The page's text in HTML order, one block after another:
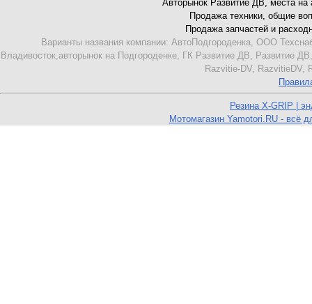
Авторынок Развитие ДВ, места на
Продажа техники, общие
Продажа запчастей и
Варианты названия компании: АвтоПодгороденка, ООО
Владивосток,авторынок на Подгороденке, ГК Развитие ДВ,
Razvitie-DV, RazvitieDV,
Резина X-GRIP |
Мотомагазин Yamotori.RU - всё